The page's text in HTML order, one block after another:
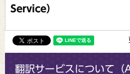
Service）
翻訳サービスについて